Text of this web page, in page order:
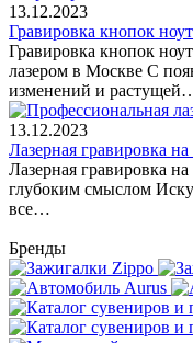
13.12.2023
Гравировка кнопок
Гравировка кнопок
лазером в Москве С
изменений и
13.12.2023
Лазерная гравировка
Лазерная гравировка
глубоким смыслом
все…
Бренды